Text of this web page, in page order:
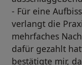
- Für eine
verlangt die
mehrfaches
dafür gezahlt
bestätigte mir,